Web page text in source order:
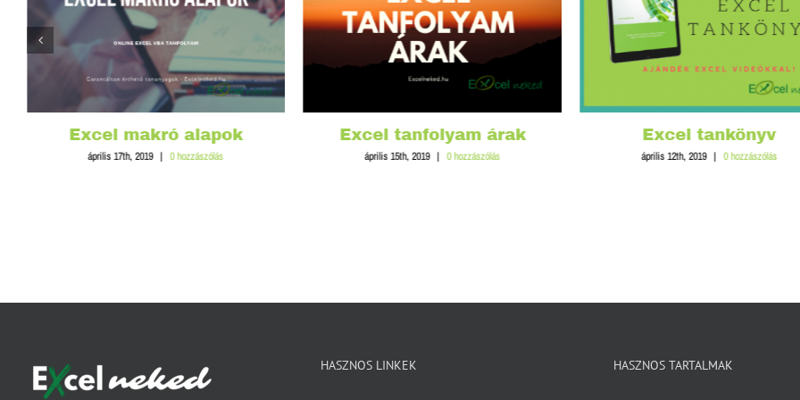
Excel makró alapok
április 17th, 2019 | 0 hozzászólás
Excel tanfolyam árak
április 15th, 2019 | 0 hozzászólás
Excel tankönyv
április 12th, 2019 | 0 hozzászólás
HASZNOS LINKEK HASZNOS TARTALMAK